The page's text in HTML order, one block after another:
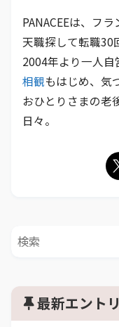
PANACEEは、フ
天職探して転職30
2004年より一人
相観もはじめ、気
おひとりさまの老
日々。
最新エント